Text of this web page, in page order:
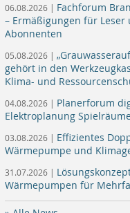
06.08.2026 | Fachforum
– Ermäßigungen für Leser
Abonnenten
05.08.2026 |
gehört in den
Klima- und
04.08.2026 | Planerforum
Elektroplanung
03.08.2026 | Effizientes
Wärmepumpe und
31.07.2026 |
Wärmepumpen für